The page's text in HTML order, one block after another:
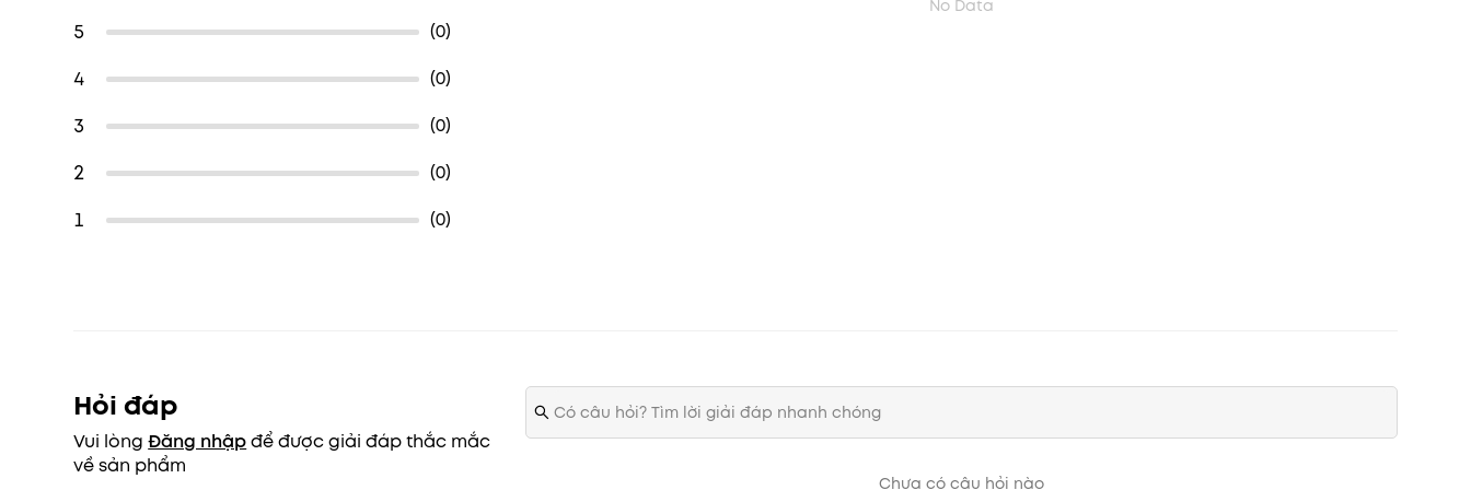
Lặp lại kem chống nắng khi bạn ở ngoài nắng quá lâu (khoảng 2-3 tiếng).
5 (0)
4 (0)
3 (0)
2 (0)
1 (0)
No Data
Hỏi đáp
Vui lòng Đăng nhậpđể được giải đáp thắc mắc
về sản phẩm
Chưa có câu hỏi nào